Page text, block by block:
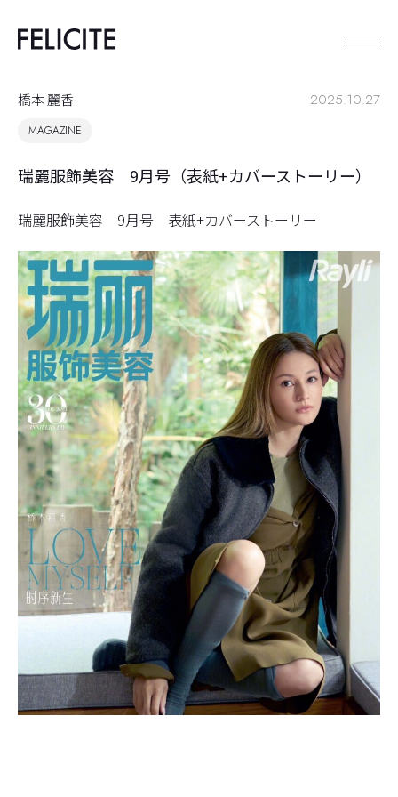
橋本 麗香 2025.10.27
MAGAZINE
瑞麗服飾美容 9月号（表紙+カバーストーリー）
瑞麗服飾美容 9月号 表紙+カバーストーリー